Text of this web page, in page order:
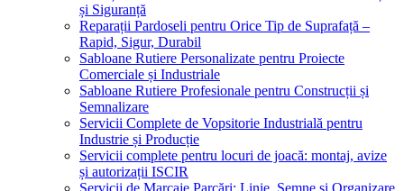
și Siguranță
Reparații Pardoseli pentru Orice Tip de Suprafață –
Rapid, Sigur, Durabil
Sabloane Rutiere Personalizate pentru Proiecte
Comerciale și Industriale
Sabloane Rutiere Profesionale pentru Construcții și
Semnalizare
Servicii Complete de Vopsitorie Industrială pentru
Industrie și Producție
Servicii complete pentru locuri de joacă: montaj, avize
și autorizații ISCIR
Servicii de Marcaje Parcări: Linie, Semne și Organizare